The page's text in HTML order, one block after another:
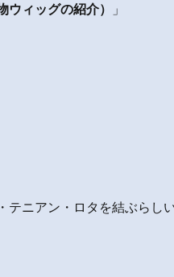
ィッグの紹介）
」
テニアン・ロタを結ぶらし